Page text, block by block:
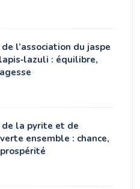
l’association du jaspe
: équilibre,
la pyrite et de
ensemble : chance,